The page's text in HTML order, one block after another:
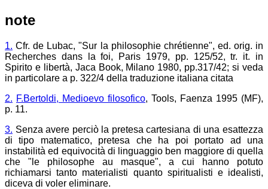
note
1. Cfr. de Lubac, "Sur la philosophie chrétienne", ed. orig. in
Recherches dans la foi, Paris 1979, pp. 125/52, tr. it. in
Spirito e libertà, Jaca Book, Milano 1980, pp.317/42; si veda
in particolare a p. 322/4 della traduzione italiana citata
2. F.Bertoldi, Medioevo filosofico, Tools, Faenza 1995 (MF),
p. 11.
3. Senza avere perciò la pretesa cartesiana di una esattezza
di tipo matematico, pretesa che ha poi portato ad una
instabilità ed equivocità di linguaggio ben maggiore di quella
che "le philosophe au masque", a cui hanno potuto
richiamarsi tanto materialisti quanto spiritualisti e idealisti,
diceva di voler eliminare.